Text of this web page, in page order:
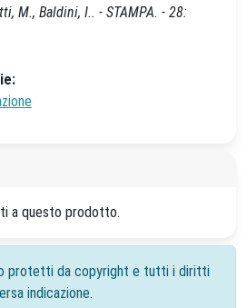
M., Baldini, I.. - STAMPA. - 28:
a questo prodotto.
protetti da copyright e tutti i diritti
indicazione.